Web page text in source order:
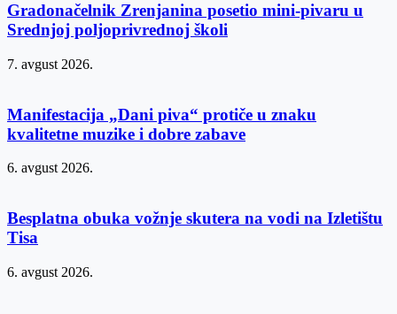
Gradonačelnik Zrenjanina posetio mini-pivaru u
Srednjoj poljoprivrednoj školi
7. avgust 2026.
Manifestacija „Dani piva“ protiče u znaku
kvalitetne muzike i dobre zabave
6. avgust 2026.
Besplatna obuka vožnje skutera na vodi na Izletištu
Tisa
6. avgust 2026.